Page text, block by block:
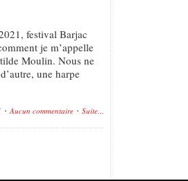
festival Barjac
je m’appelle
Moulin. Nous ne
une harpe
Aucun commentaire Suite...